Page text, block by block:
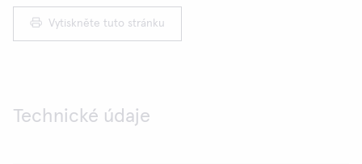
Vytiskněte tuto stránku
Technické údaje